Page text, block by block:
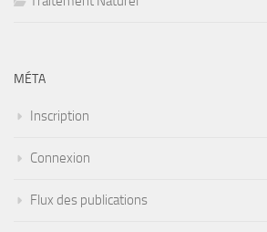
MÉTA
Inscription
Connexion
Flux des publications